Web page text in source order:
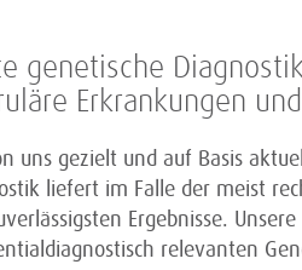
genetische
Erkrankungen
uns gezielt und auf Basis
liefert im Falle der meist
Ergebnisse.
relevanten